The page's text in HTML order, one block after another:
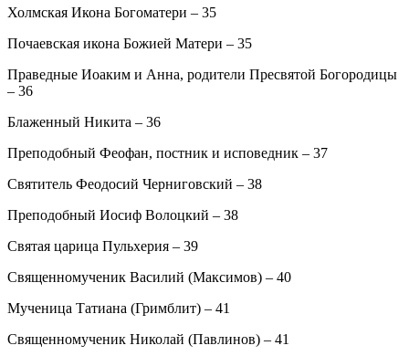
Холмская Икона Богоматери – 35
Почаевская икона Божией Матери – 35
Праведные Иоаким и Анна, родители Пресвятой Богородицы
– 36
Блаженный Никита – 36
Преподобный Феофан, постник и исповедник – 37
Святитель Феодосий Черниговский – 38
Преподобный Иосиф Волоцкий – 38
Святая царица Пульхерия – 39
Священномученик Василий (Максимов) – 40
Мученица Татиана (Гримблит) – 41
Священномученик Николай (Павлинов) – 41